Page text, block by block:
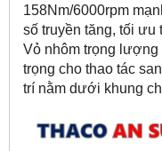
158Nm/6000rpm
số truyền tăng, tối ưu
Vỏ nhôm trọng lượng
trọng cho thao tác
trí nằm dưới khung